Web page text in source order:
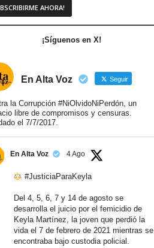
¡Síguenos en X!
En Alta Voz Seguir
la Corrupción #NiOlvidoNiPerdón, un
libre de compromisos y censuras.
el 7/7/2017.
En Alta Voz 4 Ago
#JusticiaParaKeyla
Del 4, 5, 6, 7 y 14 de agosto se
desarrolla el juicio por el femicidio de
Keyla Martínez, la joven que perdió la
vida el 7 de febrero de 2021 mientras se
encontraba bajo custodia policial.